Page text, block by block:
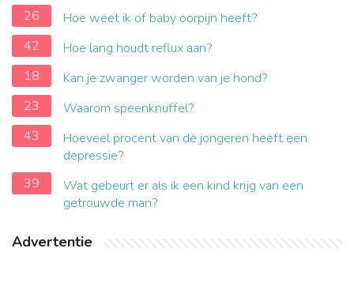
26
Hoe weet ik of baby oorpijn heeft?
42
Hoe lang houdt reflux aan?
18
Kan je zwanger worden van je hond?
23
Waarom speenknuffel?
43
Hoeveel procent van de jongeren heeft een
depressie?
39
Wat gebeurt er als ik een kind krijg van een
getrouwde man?
Advertentie